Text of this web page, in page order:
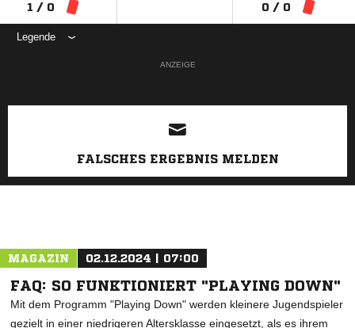
1 / 0 0 / 0
Legende
ANZEIGE
FALSCHES ERGEBNIS MELDEN
MAGAZIN 02.12.2024 | 07:00
FAQ: SO FUNKTIONIERT "PLAYING DOWN"
Mit dem Programm "Playing Down" werden kleinere Jugendspieler
gezielt in einer niedrigeren Altersklasse eingesetzt, als es ihrem